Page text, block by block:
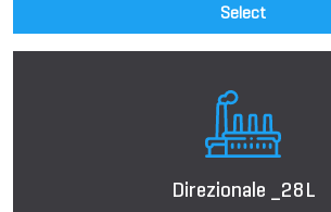
Select
Direzionale _28L